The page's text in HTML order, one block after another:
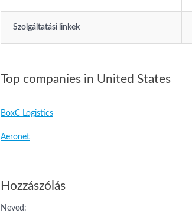
Szolgáltatási linkek
Top companies in United States
BoxC Logistics
Aeronet
Hozzászólás
Neved: